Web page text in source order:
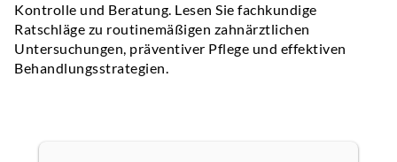
Über
uns
Kontrolle und Beratung. Lesen Sie fachkundige
Ratschläge zu routinemäßigen zahnärztlichen
Untersuchungen, präventiver Pflege und effektiven
Behandlungsstrategien.